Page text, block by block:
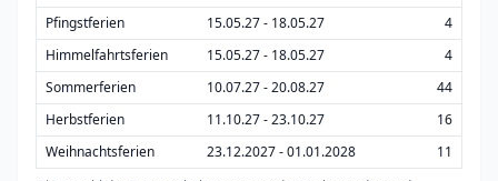
Pfingstferien
15.05.27 - 18.05.27
4
Himmelfahrtsferien
15.05.27 - 18.05.27
4
Sommerferien
10.07.27 - 20.08.27
44
Herbstferien
11.10.27 - 23.10.27
16
Weihnachtsferien
23.12.2027 - 01.01.2028
11